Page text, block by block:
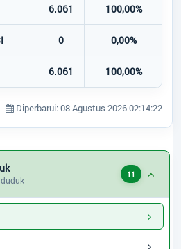
11
6.061 100,00%
0 0,00%
6.061 100,00%
Diperbarui: 08 Agustus 2026 02:14:22